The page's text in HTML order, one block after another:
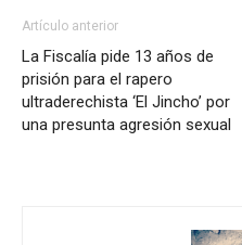
Artículo anterior
La Fiscalía pide 13 años de
prisión para el rapero
ultraderechista ‘El Jincho’ por
una presunta agresión sexual